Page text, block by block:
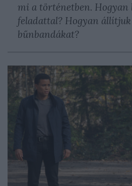
mi a történetben.
feladattal? Hogyan
bűnbandákat?